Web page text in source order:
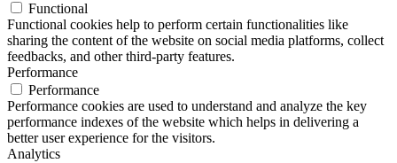
Functional
Functional cookies help to perform certain functionalities like
sharing the content of the website on social media platforms, collect
feedbacks, and other third-party features.
Performance
Performance
Performance cookies are used to understand and analyze the key
performance indexes of the website which helps in delivering a
better user experience for the visitors.
Analytics